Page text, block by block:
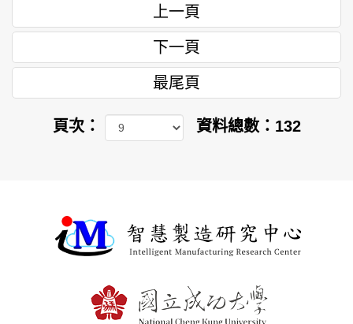
上一頁
下一頁
最尾頁
頁次： 資料總數：132